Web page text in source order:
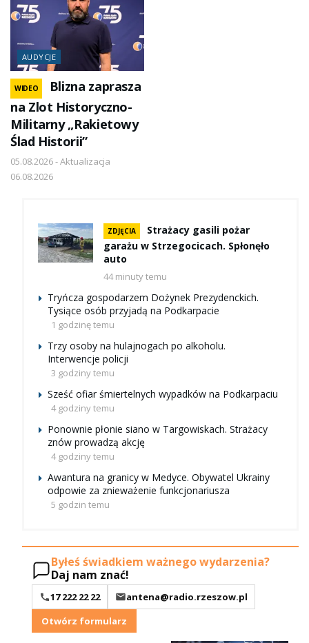
AUDYCJE
WIDEO
Blizna zaprasza
na Zlot Historyczno-
Militarny „Rakietowy
Ślad Historii”
05.08.2026 - Aktualizacja
06.08.2026
ZDJĘCIA
Strażacy gasili pożar
garażu w Strzegocicach. Spłonęło
auto
44 minuty temu
Tryńcza gospodarzem Dożynek Prezydenckich.
Tysiące osób przyjadą na Podkarpacie
1 godzinę temu
Trzy osoby na hulajnogach po alkoholu.
Interwencje policji
3 godziny temu
Sześć ofiar śmiertelnych wypadków na Podkarpaciu
4 godziny temu
Ponownie płonie siano w Targowiskach. Strażacy
znów prowadzą akcję
4 godziny temu
Awantura na granicy w Medyce. Obywatel Ukrainy
odpowie za znieważenie funkcjonariusza
5 godzin temu
Byłeś świadkiem ważnego wydarzenia?
Daj nam znać!
17 222 22 22
antena@radio.rzeszow.pl
Otwórz formularz